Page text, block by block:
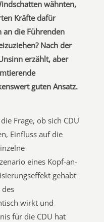
wähnten,
Kräfte dafür
an die Führenden
Nach der
erzählt, aber
guten Ansatz.
Frage, ob sich CDU
Einfluss auf die
eines Kopf-an-
gehabt
wirkt und
für die CDU hat